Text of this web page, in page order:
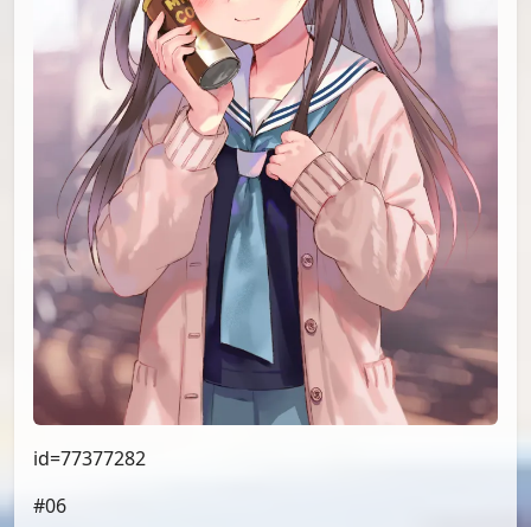
id=77377282
#06